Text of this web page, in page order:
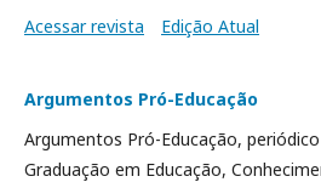
Acessar revista
Edição Atual
Argumentos Pró-Educação
Argumentos Pró-Educação,
Graduação em Educação,